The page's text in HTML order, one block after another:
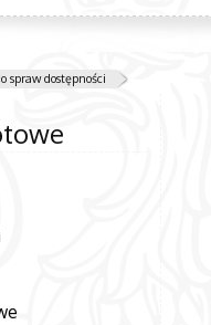
spraw dostępności